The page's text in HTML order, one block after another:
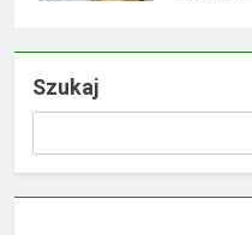
Szukaj